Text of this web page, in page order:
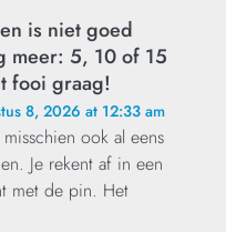
is niet goed
meer: 5, 10 of 15
fooi graag!
8, 2026 at 12:33 am
ook al eens
Je rekent af in een
met de pin. Het